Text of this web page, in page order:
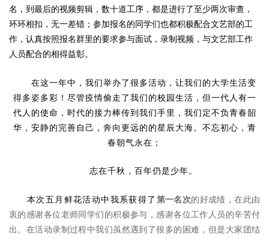
名，到最后的视频剪辑，数十道工序，都是进行了至少两次审查，
环环相扣，无一差错；参加报名的同学们也都积极配合文艺部的工
作，认真按照报名群里的要求参与面试，录制视频，与文艺部工作
人员配合的相得益彰。
在这一年中，我们举办了很多活动，让我们的大学生活变
得多姿多彩！尽管疫情偷走了我们的校园生活，但一代人有一
代人的使命，时代的接力棒传到我们手里，我们定不负青春韶
华，安静的完善自己，奔向更远的的星辰大海。 不忘初心，青
春朝气永在；
志在千秋，百年仍是少年。
本次五月鲜花活动中我系获得了 第一名次的好成绩，在此由
衷的感谢各位老师同学们的积极参与，感谢各位工作人员的辛苦付
出。在活动录制过程中我们虽然遇到了很多的困难，但是大家团结